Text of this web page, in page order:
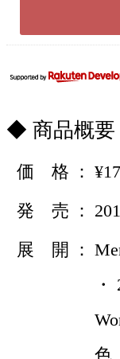
商品概要
価 格
発 売
展 開
・
色